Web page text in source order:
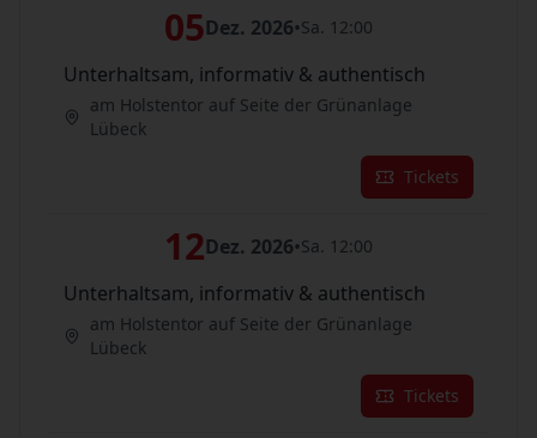
05Dez. 2026•Sa. 12:00
Unterhaltsam, informativ & authentisch
am Holstentor auf Seite der Grünanlage
Lübeck
Tickets
12Dez. 2026•Sa. 12:00
Unterhaltsam, informativ & authentisch
am Holstentor auf Seite der Grünanlage
Lübeck
Tickets